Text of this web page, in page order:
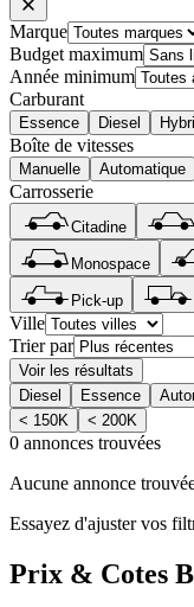
Marque
Budget maximum
Année minimum
Carburant
Essence Diesel
Boîte de vitesses
Manuelle Automatique
Carrosserie
Citadine
Monospace
Pick-up
Ville
Trier par
Voir les résultats
Diesel
Essence
< 150K
< 200K
0 annonces trouvées
Aucune annonce
Essayez d'ajuster vos
Prix & Cotes